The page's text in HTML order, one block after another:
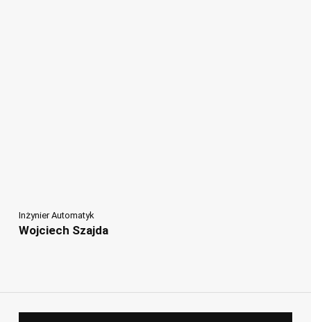
Inżynier Automatyk
Wojciech Szajda